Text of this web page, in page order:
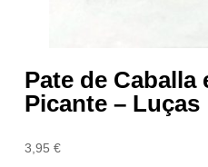
Pate de Caballa
Picante – Luças
3,95€